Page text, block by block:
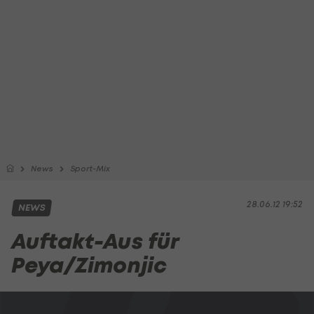
News Sport-Mix
28.06.12 19:52
NEWS
Auftakt-Aus für
Peya/Zimonjic